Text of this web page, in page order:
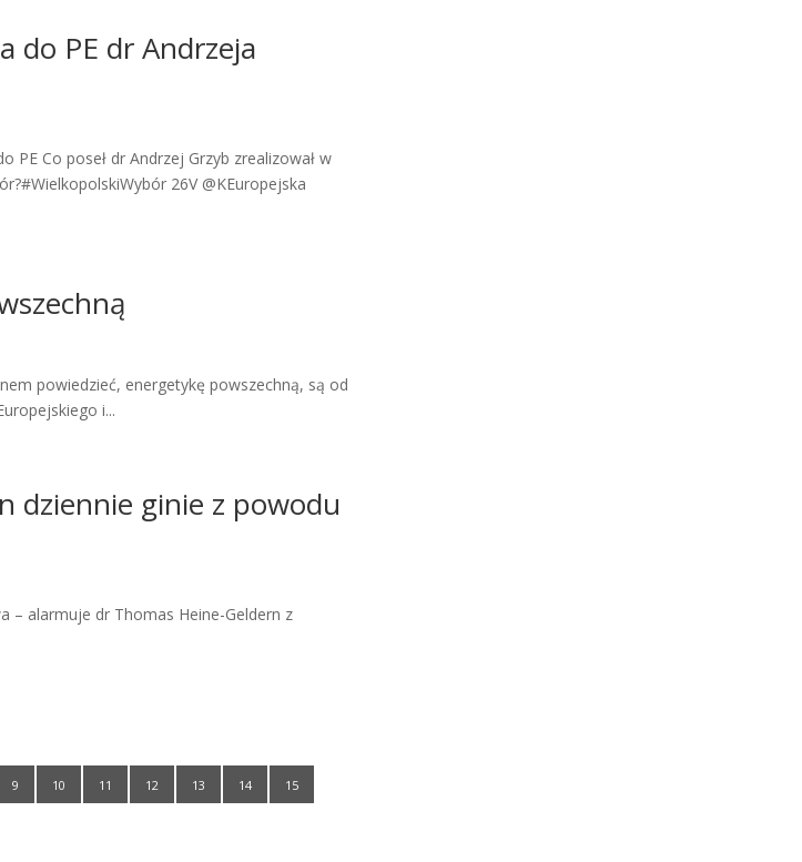
do PE dr Andrzeja
PE Co poseł dr Andrzej Grzyb zrealizował w
26V @KEuropejska
powiedzieć, energetykę powszechną, są od
i...
dziennie ginie z powodu
– alarmuje dr Thomas Heine-Geldern z
9 10 11 12 13 14 15